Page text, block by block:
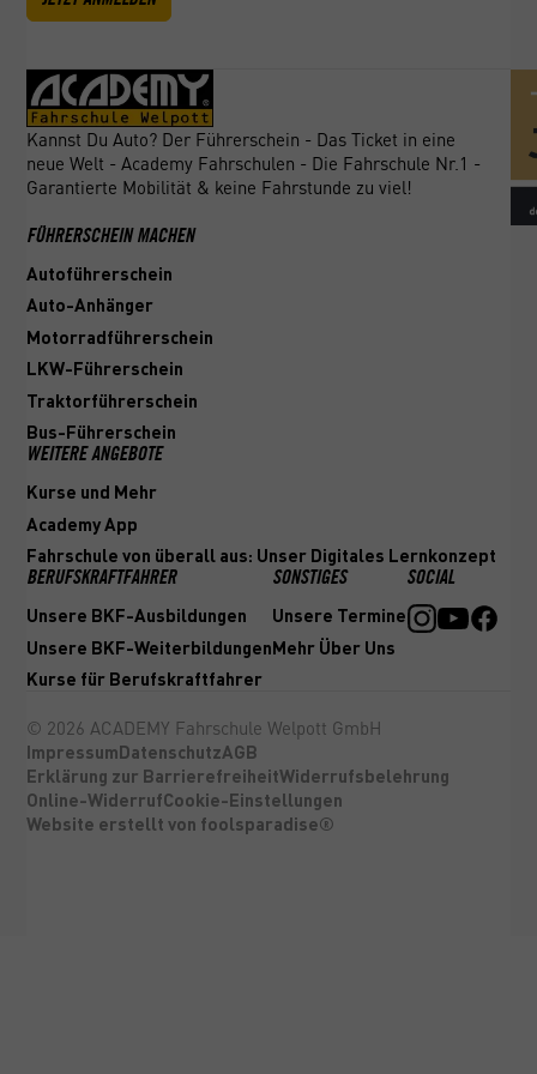
Kannst Du Auto? Der Führerschein - Das Ticket in eine
neue Welt - Academy Fahrschulen - Die Fahrschule Nr.1 -
Garantierte Mobilität & keine Fahrstunde zu viel!
FÜHRERSCHEIN MACHEN
Autoführerschein
Auto-Anhänger
Motorradführerschein
LKW-Führerschein
Traktorführerschein
Bus-Führerschein
WEITERE ANGEBOTE
Kurse und Mehr
Academy App
Fahrschule von überall aus: Unser Digitales Lernkonzept
BERUFSKRAFTFAHRER
Unsere BKF-Ausbildungen
Unsere BKF-Weiterbildungen
Kurse für Berufskraftfahrer
SONSTIGES
Unsere Termine
Mehr Über Uns
SOCIAL
© 2026 ACADEMY Fahrschule Welpott GmbH
Impressum DatenschutzAGB
Erklärung zur BarrierefreiheitWiderrufsbelehrung
Online-WiderrufCookie-Einstellungen
Website erstellt von foolsparadise®